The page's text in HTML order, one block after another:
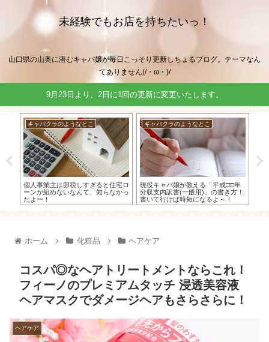
未経験でもお店を持ちたいっ！
山口県の山奥に潜むキャバ嬢が毎日こっそり更新しちょるブログ。テーマなん
てありません(/・ω・)/
9月23日より、2日に1回の更新に変更いたします。
キャバクラのようなとこ
個人事業主は節税しすぎると住宅ロ
ーンが組めないなんて、知らなかっ
たよー！
キャバクラのようなとこ
現役キャバ嬢が教える「平成□□年
分収支内訳書(一般用)」の書き方！
書いて行けば時短になるよ～！
ホーム 化粧品 ヘアケア
コスパ◎なヘアトリートメントならこれ！
フィーノのプレミアムタッチ 浸透美容液
ヘアマスクでダメージヘアもさらさらに！
ヘアケア